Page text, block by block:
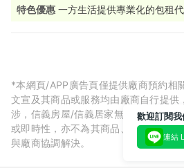
特色優惠 一方生活提供專業化的包租
*本網頁/APP廣告頁僅提供廠商預約相
文宣及其商品或服務均由廠商自行提供
涉，信義房屋/信義居家無法擔保廠商
或即時性，亦不為其商品、服務品質負
與廠商協調解決。
連結